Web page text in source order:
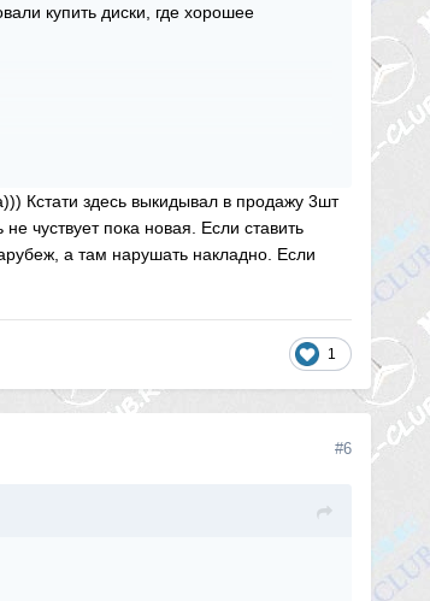
купить диски, где хорошее
Кстати здесь выкидывал в продажу 3шт
чуствует пока новая. Если ставить
а там нарушать накладно. Если
1
#6